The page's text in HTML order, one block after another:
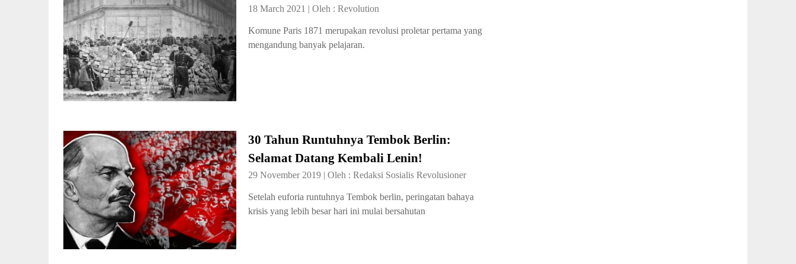
18 March 2021 | Oleh : Revolution
Komune Paris 1871 merupakan revolusi proletar pertama yang
mengandung banyak pelajaran.
30 Tahun Runtuhnya Tembok Berlin:
Selamat Datang Kembali Lenin!
29 November 2019 | Oleh : Redaksi Sosialis Revolusioner
Setelah euforia runtuhnya Tembok berlin, peringatan bahaya
krisis yang lebih besar hari ini mulai bersahutan